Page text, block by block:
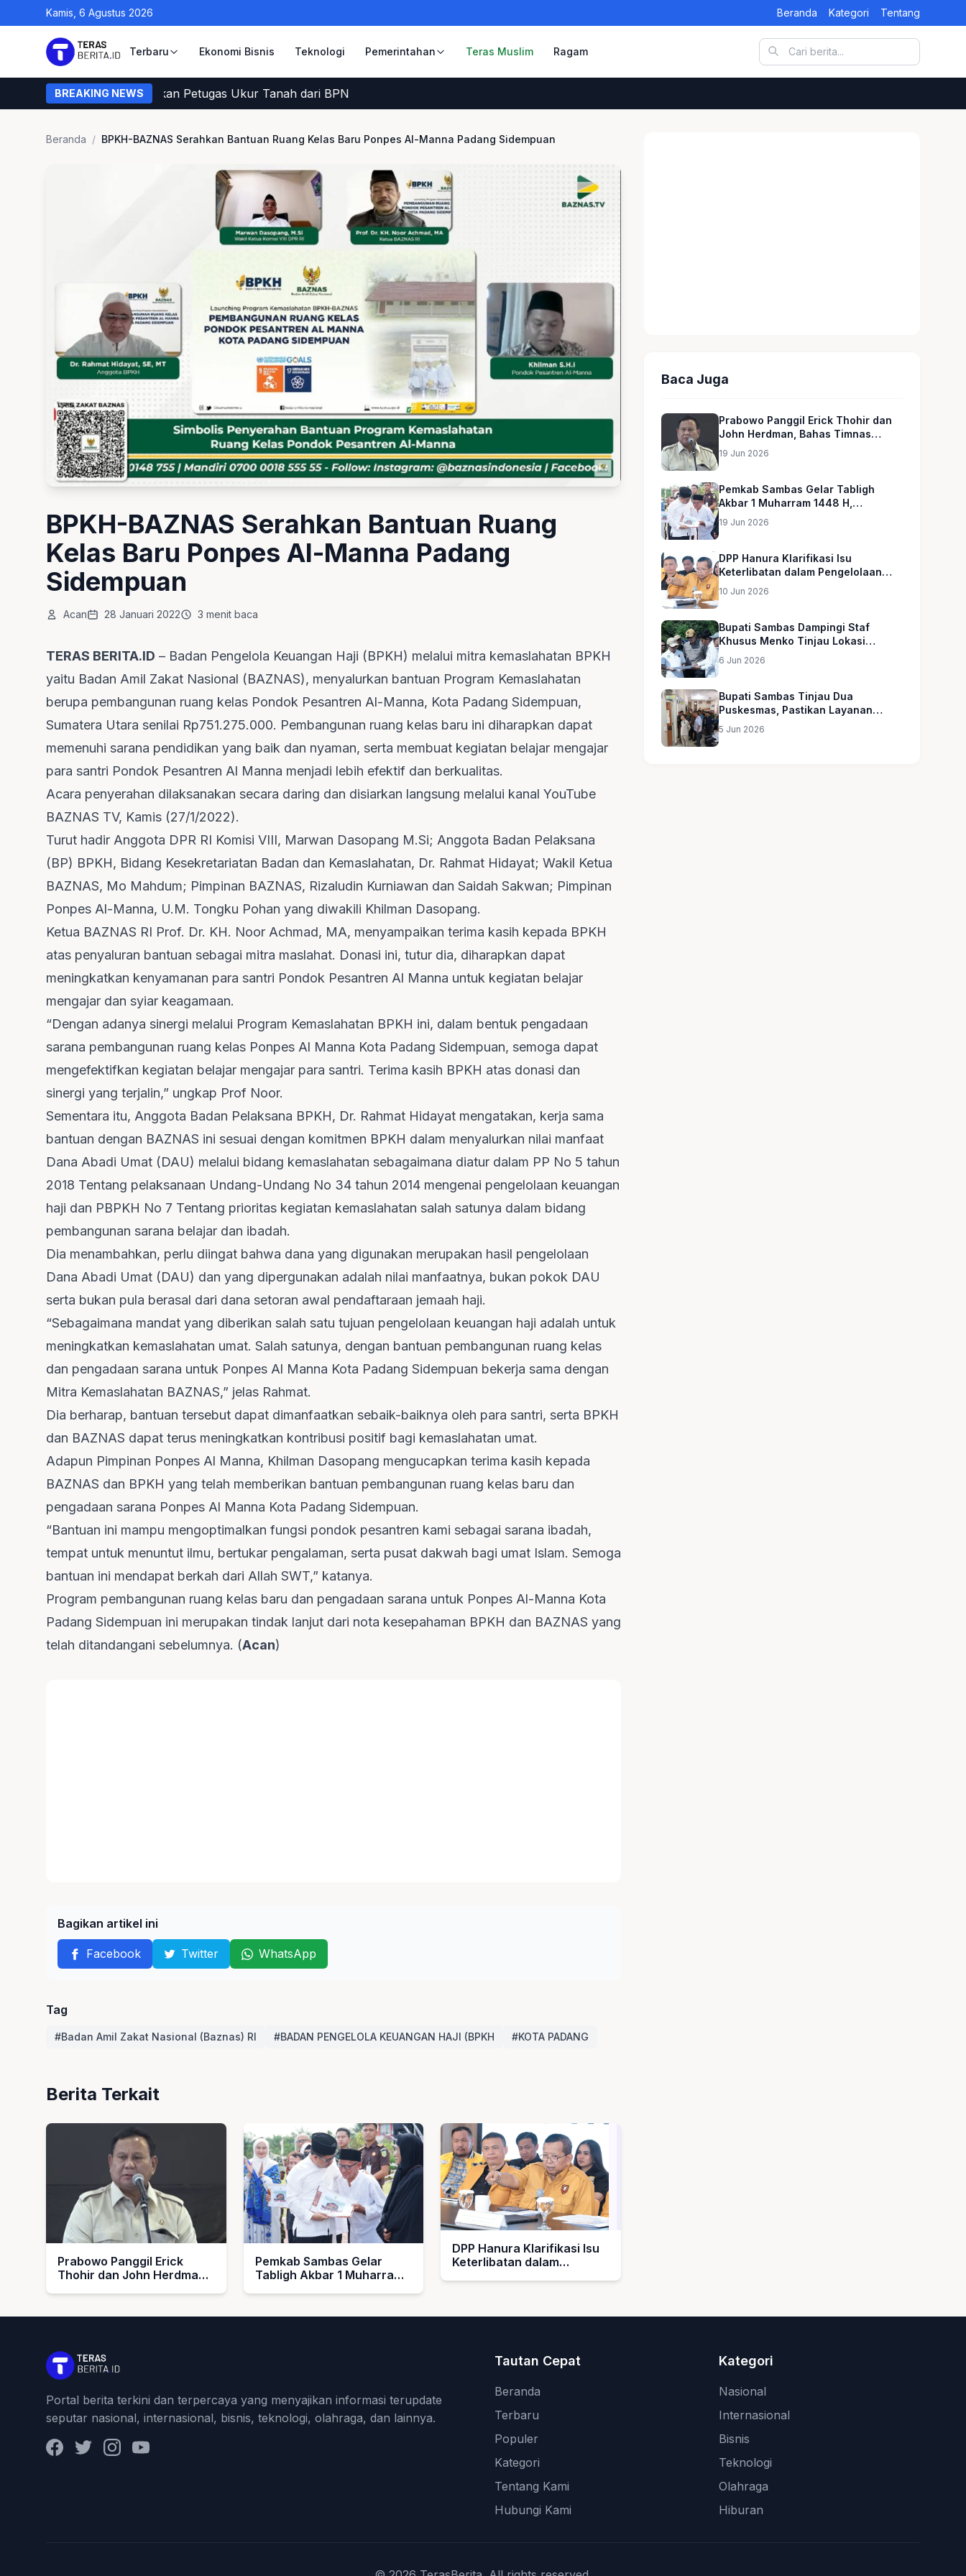
Kamis, 6 Agustus 2026 Beranda Kategori Tentang
Terbaru Ekonomi Bisnis Teknologi Pemerintahan Teras Muslim Ragam
BREAKING NEWS
Cara Warga Memastikan Petugas Ukur Tanah dari BPN
Beranda / BPKH-BAZNAS Serahkan Bantuan Ruang Kelas Baru Ponpes Al-Manna Padang Sidempuan
BPKH-BAZNAS Serahkan Bantuan Ruang
Kelas Baru Ponpes Al-Manna Padang
Sidempuan
Acan 28 Januari 2022 3 menit baca
TERAS BERITA.ID – Badan Pengelola Keuangan Haji (BPKH) melalui mitra kemaslahatan BPKH
yaitu Badan Amil Zakat Nasional (BAZNAS), menyalurkan bantuan Program Kemaslahatan
berupa pembangunan ruang kelas Pondok Pesantren Al-Manna, Kota Padang Sidempuan,
Sumatera Utara senilai Rp751.275.000. Pembangunan ruang kelas baru ini diharapkan dapat
memenuhi sarana pendidikan yang baik dan nyaman, serta membuat kegiatan belajar mengajar
para santri Pondok Pesantren Al Manna menjadi lebih efektif dan berkualitas.
Acara penyerahan dilaksanakan secara daring dan disiarkan langsung melalui kanal YouTube
BAZNAS TV, Kamis (27/1/2022).
Turut hadir Anggota DPR RI Komisi VIII, Marwan Dasopang M.Si; Anggota Badan Pelaksana
(BP) BPKH, Bidang Kesekretariatan Badan dan Kemaslahatan, Dr. Rahmat Hidayat; Wakil Ketua
BAZNAS, Mo Mahdum; Pimpinan BAZNAS, Rizaludin Kurniawan dan Saidah Sakwan; Pimpinan
Ponpes Al-Manna, U.M. Tongku Pohan yang diwakili Khilman Dasopang.
Ketua BAZNAS RI Prof. Dr. KH. Noor Achmad, MA, menyampaikan terima kasih kepada BPKH
atas penyaluran bantuan sebagai mitra maslahat. Donasi ini, tutur dia, diharapkan dapat
meningkatkan kenyamanan para santri Pondok Pesantren Al Manna untuk kegiatan belajar
mengajar dan syiar keagamaan.
“Dengan adanya sinergi melalui Program Kemaslahatan BPKH ini, dalam bentuk pengadaan
sarana pembangunan ruang kelas Ponpes Al Manna Kota Padang Sidempuan, semoga dapat
mengefektifkan kegiatan belajar mengajar para santri. Terima kasih BPKH atas donasi dan
sinergi yang terjalin,” ungkap Prof Noor.
Sementara itu, Anggota Badan Pelaksana BPKH, Dr. Rahmat Hidayat mengatakan, kerja sama
bantuan dengan BAZNAS ini sesuai dengan komitmen BPKH dalam menyalurkan nilai manfaat
Dana Abadi Umat (DAU) melalui bidang kemaslahatan sebagaimana diatur dalam PP No 5 tahun
2018 Tentang pelaksanaan Undang-Undang No 34 tahun 2014 mengenai pengelolaan keuangan
haji dan PBPKH No 7 Tentang prioritas kegiatan kemaslahatan salah satunya dalam bidang
pembangunan sarana belajar dan ibadah.
Dia menambahkan, perlu diingat bahwa dana yang digunakan merupakan hasil pengelolaan
Dana Abadi Umat (DAU) dan yang dipergunakan adalah nilai manfaatnya, bukan pokok DAU
serta bukan pula berasal dari dana setoran awal pendaftaraan jemaah haji.
“Sebagaimana mandat yang diberikan salah satu tujuan pengelolaan keuangan haji adalah untuk
meningkatkan kemaslahatan umat. Salah satunya, dengan bantuan pembangunan ruang kelas
dan pengadaan sarana untuk Ponpes Al Manna Kota Padang Sidempuan bekerja sama dengan
Mitra Kemaslahatan BAZNAS,” jelas Rahmat.
Dia berharap, bantuan tersebut dapat dimanfaatkan sebaik-baiknya oleh para santri, serta BPKH
dan BAZNAS dapat terus meningkatkan kontribusi positif bagi kemaslahatan umat.
Adapun Pimpinan Ponpes Al Manna, Khilman Dasopang mengucapkan terima kasih kepada
BAZNAS dan BPKH yang telah memberikan bantuan pembangunan ruang kelas baru dan
pengadaan sarana Ponpes Al Manna Kota Padang Sidempuan.
“Bantuan ini mampu mengoptimalkan fungsi pondok pesantren kami sebagai sarana ibadah,
tempat untuk menuntut ilmu, bertukar pengalaman, serta pusat dakwah bagi umat Islam. Semoga
bantuan ini mendapat berkah dari Allah SWT,” katanya.
Program pembangunan ruang kelas baru dan pengadaan sarana untuk Ponpes Al-Manna Kota
Padang Sidempuan ini merupakan tindak lanjut dari nota kesepahaman BPKH dan BAZNAS yang
telah ditandangani sebelumnya. (Acan)
Bagikan artikel ini
Facebook Twitter WhatsApp
Tag
#Badan Amil Zakat Nasional (Baznas) RI #BADAN PENGELOLA KEUANGAN HAJI (BPKH #KOTA PADANG
Berita Terkait
Prabowo Panggil Erick
Thohir dan John Herdman,
Pemkab Sambas Gelar
Tabligh Akbar 1 Muharram
dan Imam Masjid
DPP Hanura Klarifikasi Isu
Keterlibatan dalam
Baca Juga
Prabowo Panggil Erick Thohir dan
John Herdman, Bahas Timnas
Indonesia
19 Jun 2026
Pemkab Sambas Gelar Tabligh
Akbar 1 Muharram 1448 H,
Serahkan Hadiah Umroh untuk Guru
19 Jun 2026
DPP Hanura Klarifikasi Isu
Keterlibatan dalam Pengelolaan
MBG
10 Jun 2026
Bupati Sambas Dampingi Staf
Khusus Menko Tinjau Lokasi
Sekolah Rakyat
6 Jun 2026
Bupati Sambas Tinjau Dua
Puskesmas, Pastikan Layanan
Kesehatan Merata
5 Jun 2026
Portal berita terkini dan terpercaya yang menyajikan informasi terupdate
seputar nasional, internasional, bisnis, teknologi, olahraga, dan lainnya.
FacebookTwitterInstagramYouTube
Tautan Cepat
Beranda
Terbaru
Populer
Kategori
Tentang Kami
Hubungi Kami
Kategori
Nasional
Internasional
Bisnis
Teknologi
Olahraga
Hiburan